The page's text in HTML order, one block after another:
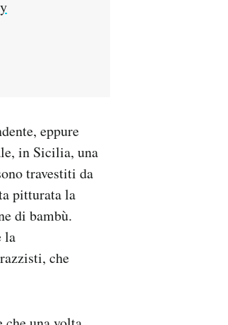
eppure
in Sicilia, una
travestiti da
pitturata la
di bambù.
la
che